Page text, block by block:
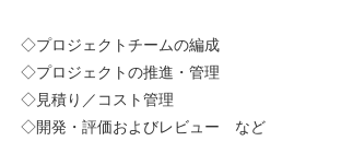
◇プロジェクトチームの編成
◇プロジェクトの推進・管理
◇見積り／コスト管理
◇開発・評価およびレビュー など